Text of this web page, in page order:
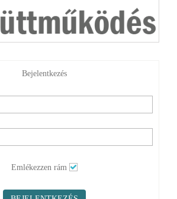
Bejelentkezés
Elfelejtette jelszavát?